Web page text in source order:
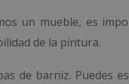
un mueble, es
de la pintura.
de barniz. Puedes